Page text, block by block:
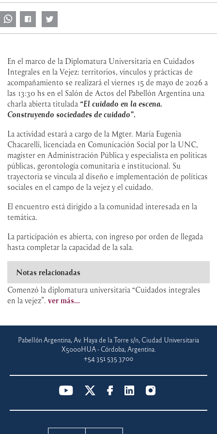
En el marco de la Diplomatura Universitaria en Cuidados
Integrales en la Vejez: territorios, vínculos y prácticas de
acompañamiento se realizará el viernes 15 de mayo de 2026 a
las 13:30 hs en el Salón de Actos del Pabellón Argentina una
charla abierta titulada “El cuidado en la escena.
Construyendo sociedades de cuidado”.
La actividad estará a cargo de la Mgter. María Eugenia
Chacarelli, licenciada en Comunicación Social por la UNC,
magíster en Administración Pública y especialista en políticas
públicas, gerontología comunitaria e institucional. Su
trayectoria se vincula al diseño e implementación de políticas
sociales en el campo de la vejez y el cuidado.
El encuentro está dirigido a la comunidad interesada en la
temática.
La participación es abierta, con ingreso por orden de llegada
hasta completar la capacidad de la sala.
Notas relacionadas
Comenzó la diplomatura universitaria “Cuidados integrales
en la vejez”. ver más...
Pabellón Argentina, Av. Haya de la Torre s/n, Ciudad Universitaria
X5000HUA - Córdoba, Argentina.
+54 351 535 3700